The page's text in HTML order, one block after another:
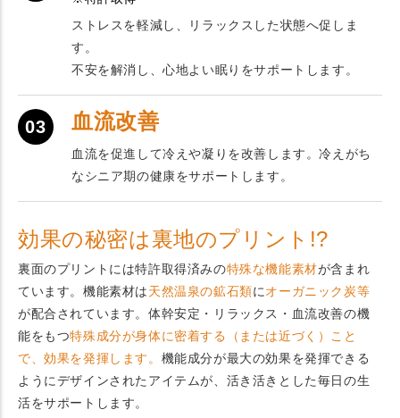
ストレスを軽減し、リラックスした状態へ促しま
す。
不安を解消し、心地よい眠りをサポートします。
03 血流改善
血流を促進して冷えや凝りを改善します。冷えがち
なシニア期の健康をサポートします。
効果の秘密は裏地のプリント!?
裏面のプリントには特許取得済みの特殊な機能素材が含まれ
ています。機能素材は天然温泉の鉱石類にオーガニック炭等
が配合されています。体幹安定・リラックス・血流改善の機
能をもつ特殊成分が身体に密着する（または近づく）こと
で、効果を発揮します。 機能成分が最大の効果を発揮できる
ようにデザインされたアイテムが、活き活きとした毎日の生
活をサポートします。